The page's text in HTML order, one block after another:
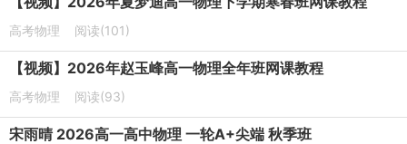
高考物理 阅读(101)
【视频】2026年赵玉峰高一物理全年班网课教程
高考物理 阅读(93)
宋雨晴 2026高一高中物理 一轮A+尖端 秋季班